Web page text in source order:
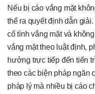
Nếu bị cáo vắng mặt
thể ra quyết định dẫn
cố tình vắng mặt và
vắng mặt theo luật định,
hưởng trực tiếp đến tiến
theo các biện pháp ngăn
pháp lý mà nhiều bị cáo